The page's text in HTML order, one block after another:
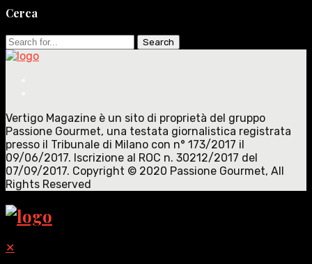
Cerca
Search
for:
Vertigo Magazine è un sito di proprietà del gruppo
Passione Gourmet, una testata giornalistica registrata
presso il Tribunale di Milano con n° 173/2017 il
09/06/2017. Iscrizione al ROC n. 30212/2017 del
07/09/2017. Copyright © 2020 Passione Gourmet, All
Rights Reserved
✕